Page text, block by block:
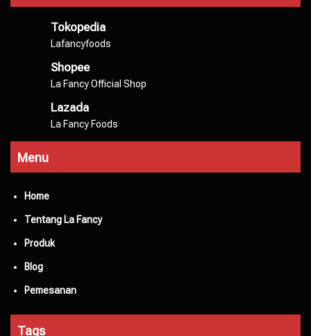
Tokopedia
Lafancyfoods
Shopee
La Fancy Official Shop
Lazada
La Fancy Foods
Menu
Home
Tentang La Fancy
Produk
Blog
Pemesanan
Tags